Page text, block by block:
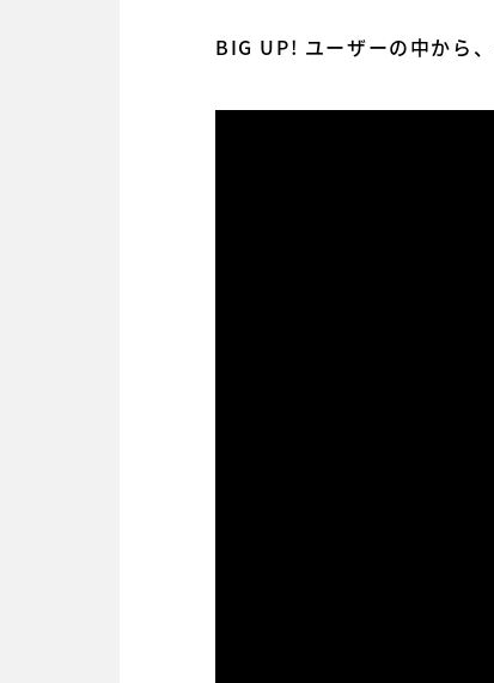
BIG UP! ユーザーの中から